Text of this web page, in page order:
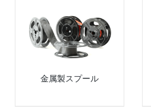
金属製スプール